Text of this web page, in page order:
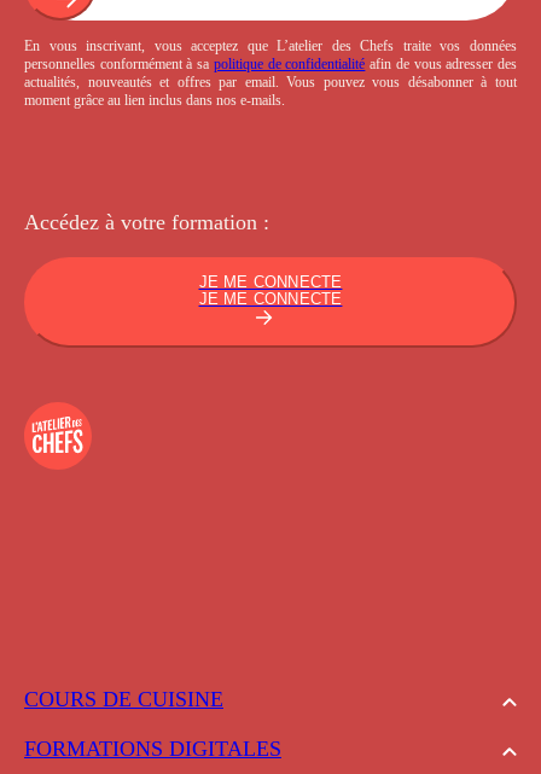
COURS DE CUISINE
FORMATIONS DIGITALES
En vous inscrivant, vous acceptez que L’atelier des Chefs traite vos données
personnelles conformément à sa politique de confidentialité afin de vous adresser des
actualités, nouveautés et offres par email. Vous pouvez vous désabonner à tout
moment grâce au lien inclus dans nos e-mails.
Accédez à votre formation :
JE ME CONNECTE
JE ME CONNECTE